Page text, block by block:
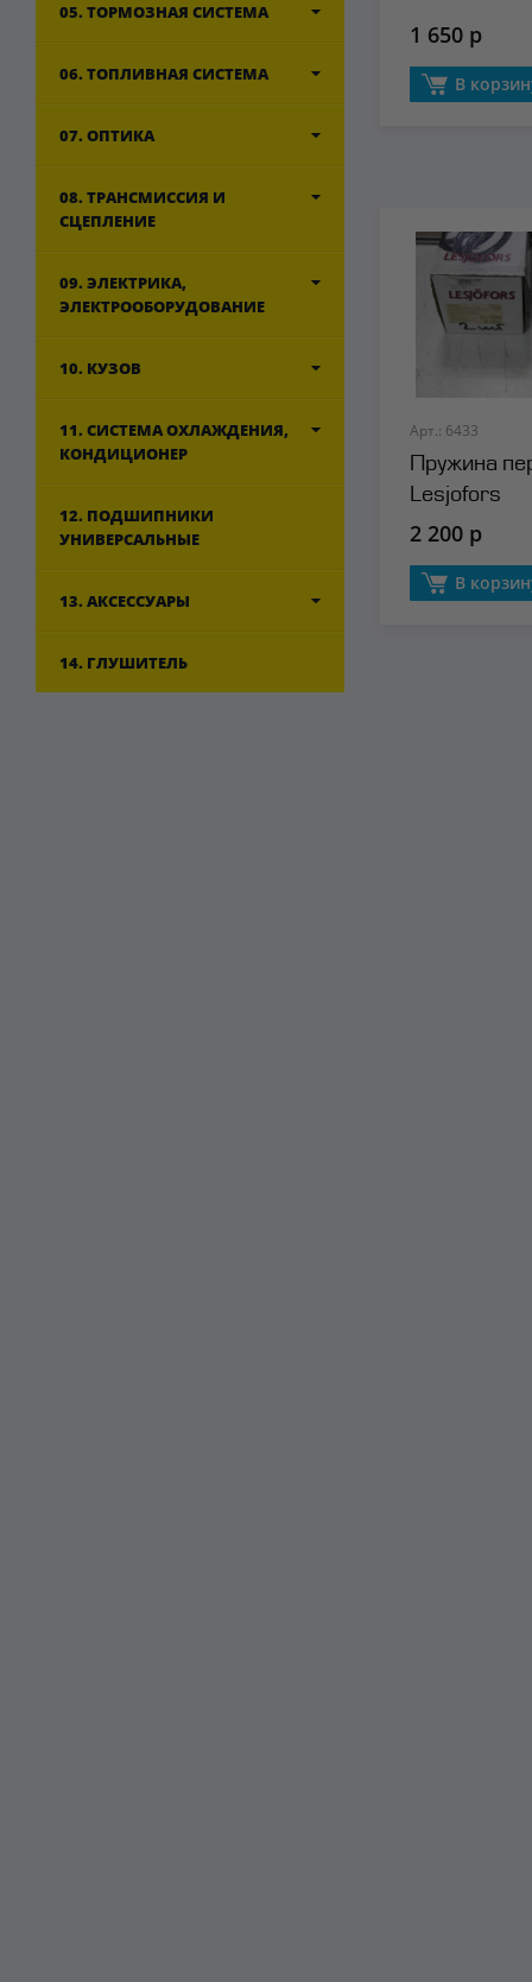
05. ТОРМОЗНАЯ СИСТЕМА
06. ТОПЛИВНАЯ СИСТЕМА
07. ОПТИКА
08. ТРАНСМИССИЯ И
СЦЕПЛЕНИЕ
09. ЭЛЕКТРИКА,
ЭЛЕКТРООБОРУДОВАНИЕ
10. КУЗОВ
11. СИСТЕМА ОХЛАЖДЕНИЯ,
КОНДИЦИОНЕР
12. ПОДШИПНИКИ
УНИВЕРСАЛЬНЫЕ
13. АКСЕССУАРЫ
14. ГЛУШИТЕЛЬ
1 650 р
В
Арт.: 6433
Пружина
Lesjofors
2 200 р
В